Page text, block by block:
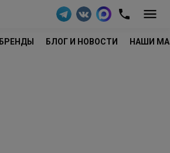
БРЕНДЫ БЛОГ И НОВОСТИ НАШИ